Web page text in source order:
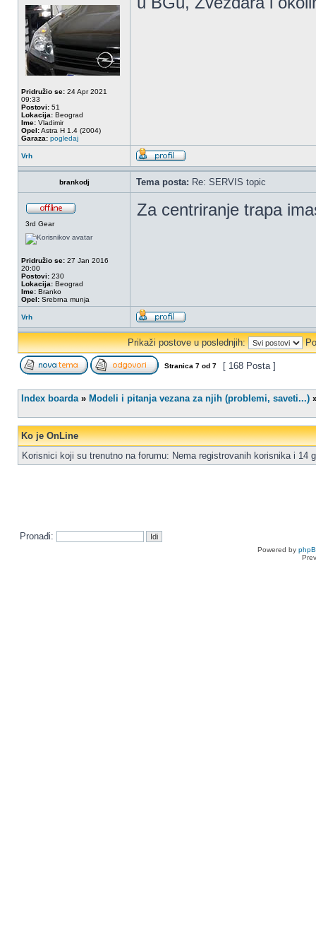
Pridružio se: 24 Apr 2021
09:33
Postovi: 51
Lokacija: Beograd
Ime: Vladimir
Opel:Astra H 1.4 (2004)
Garaza: pogledaj
Vrh
brankodj Tema posta: Re: SERVIS topic
3rd Gear
Pridružio se: 27 Jan 2016
20:00
Postovi: 230
Lokacija: Beograd
Ime: Branko
Opel: Srebrna munja
Za centriranje trapa
Vrh
Prikaži postove u poslednjih:
Stranica 7 od 7 [ 168 Posta ]
Index boarda» Modeli i pitanja vezana za njih (problemi, saveti...)
Ko je OnLine
Korisnici koji su trenutno na forumu: Nema registrovanih korisnika i 14
Pronađi:
Powered by